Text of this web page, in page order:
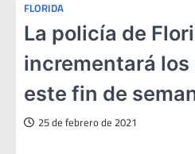
FLORIDA
La policía de
incrementará
este fin de
25 de febrero de 2021